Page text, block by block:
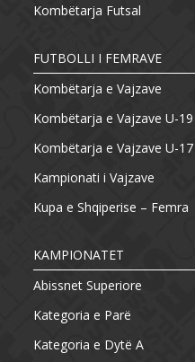
Kombëtarja Futsal
FUTBOLLI I FEMRAVE
Kombëtarja e Vajzave
Kombëtarja e Vajzave U-19
Kombëtarja e Vajzave U-17
Kampionati i Vajzave
Kupa e Shqiperise – Femra
KAMPIONATET
Abissnet Superiore
Kategoria e Parë
Kategoria e Dytë A